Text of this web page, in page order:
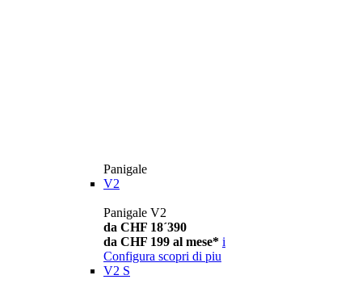
Panigale
V2
Panigale V2
da CHF 18´390
da CHF 199 al mese* i
Configura scopri di piu
V2 S